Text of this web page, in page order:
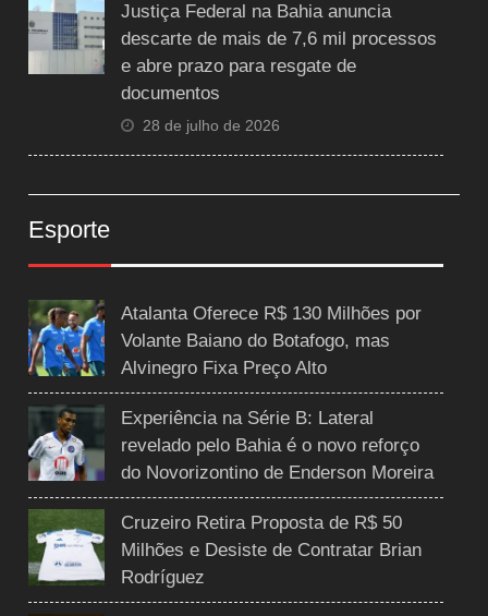
Justiça Federal na Bahia anuncia
descarte de mais de 7,6 mil processos
e abre prazo para resgate de
documentos
28 de julho de 2026
Esporte
Atalanta Oferece R$ 130 Milhões por
Volante Baiano do Botafogo, mas
Alvinegro Fixa Preço Alto
Experiência na Série B: Lateral
revelado pelo Bahia é o novo reforço
do Novorizontino de Enderson Moreira
Cruzeiro Retira Proposta de R$ 50
Milhões e Desiste de Contratar Brian
Rodríguez